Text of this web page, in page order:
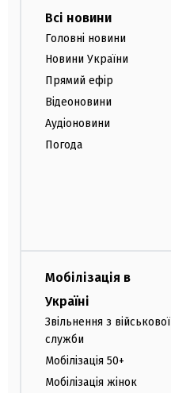
Всі новини
Головні новини
Новини України
Прямий ефір
Відеоновини
Аудіоновини
Погода
Мобілізація в
Україні
Звільнення з військової
служби
Мобілізація 50+
Мобілізація жінок